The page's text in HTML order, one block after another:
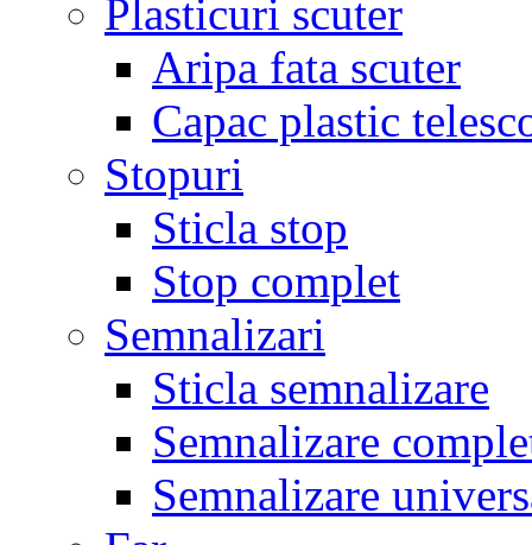
Plasticuri scuter
Aripa fata scuter
Capac plastic
Stopuri
Sticla stop
Stop complet
Semnalizari
Sticla semnalizare
Semnalizare
Semnalizare